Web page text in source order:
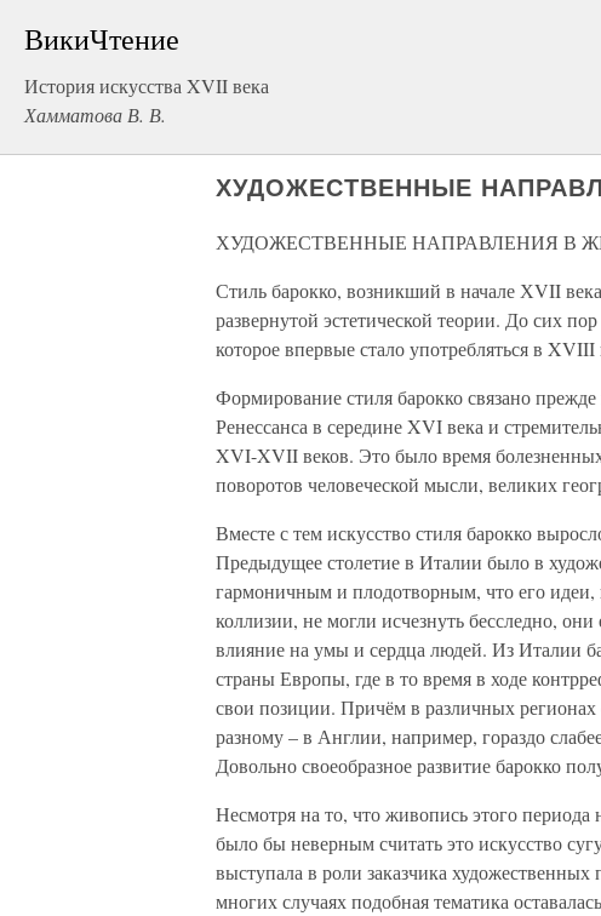
ВикиЧтение
История искусства XVII века
Хамматова В. В.
ХУДОЖЕСТВЕННЫЕ
ХУДОЖЕСТВЕННЫЕ НАПРАВЛЕНИЯ В
Стиль барокко, возникший в начале ХVII
развернутой эстетической теории. До сих
которое впервые стало употребляться в XVIII
Формирование стиля барокко связано
Ренессанса в середине XVI века и
XVI-XVII веков. Это было время
поворотов человеческой мысли, великих
Вместе с тем искусство стиля барокко
Предыдущее столетие в Италии было в
гармоничным и плодотворным, что его идеи,
коллизии, не могли исчезнуть бесследно,
влияние на умы и сердца людей. Из Италии
страны Европы, где в то время в ходе
свои позиции. Причём в различных регионах
разному – в Англии, например, гораздо
Довольно своеобразное развитие барокко
Несмотря на то, что живопись этого
было бы неверным считать это искусство
выступала в роли заказчика
многих случаях подобная тематика